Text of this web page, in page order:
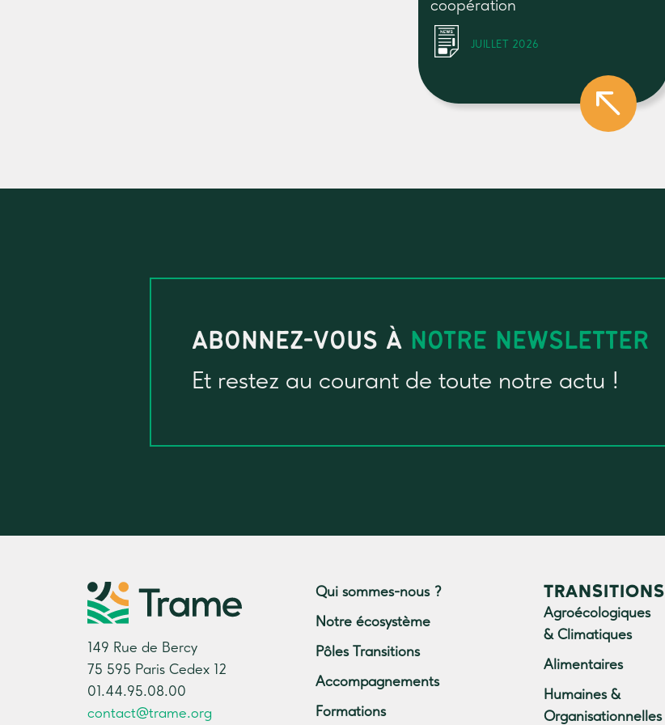
coopération
JUILLET 2026
ABONNEZ-VOUS À NOTRE NEWSLETTER
Et restez au courant de toute notre actu !
149 Rue de Bercy
75 595 Paris Cedex 12
01.44.95.08.00
contact@trame.org
Qui sommes-nous ?
Notre écosystème
Pôles Transitions
Accompagnements
Formations
TRANSITIONS
Agroécologiques
& Climatiques
Alimentaires
Humaines &
Organisationnelles